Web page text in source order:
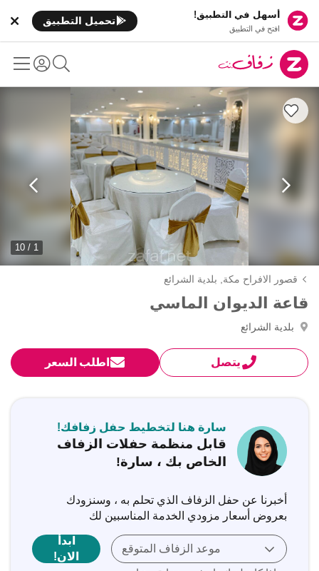
أسهل في التطبيق!
افتح في التطبيق
تحميل التطبيق
1 / 10
قصور الافراح مكة, بلدية الشرائع
قاعة الديوان الماسي
يتصل اطلب السعر
سارة هنا لتخطيط حفل زفافك!
قابل منظمة حفلات الزفاف
الخاص بك ، سارة!
أخبرنا عن حفل الزفاف الذي تحلم به ، وسنزودك
بعروض أسعار مزودي الخدمة المناسبين لك
موعد الزفاف المتوقع
ابدأ
الان!